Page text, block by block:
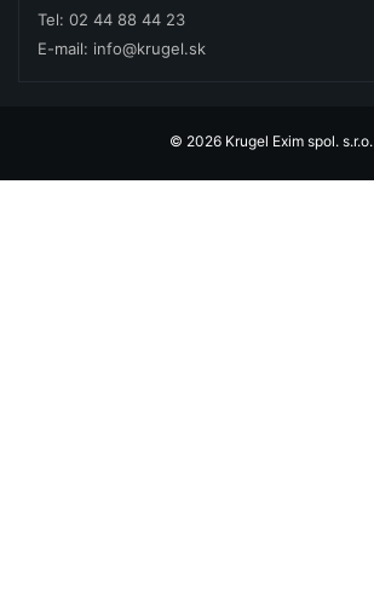
Tel: 02 44 88 44 23
E-mail: info@krugel.sk
© 2026 Krugel Exim spol. s.r.o.